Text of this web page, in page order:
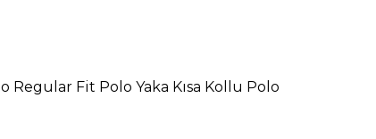
Regular Fit Polo Yaka Kısa Kollu Polo